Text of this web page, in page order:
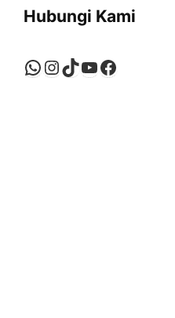
Hubungi Kami
WhatsApp
Instagram
TikTok
YouTube
Facebook